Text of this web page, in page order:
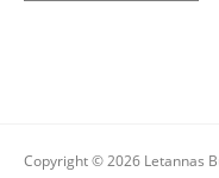
Copyright © 2026 Letannas